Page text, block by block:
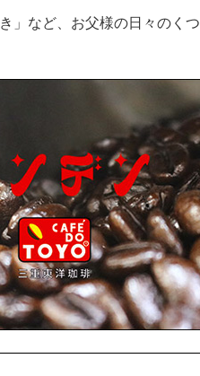
」など、お父様の日々のくつ